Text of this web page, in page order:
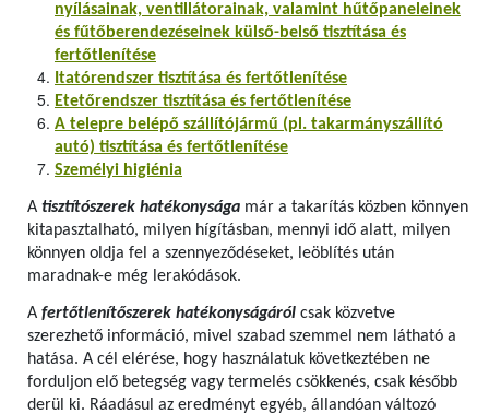
nyílásainak, ventillátorainak, valamint hűtőpaneleinek
és fűtőberendezéseinek külső-belső tisztítása és
fertőtlenítése
Itatórendszer tisztítása és fertőtlenítése
Etetőrendszer tisztítása és fertőtlenítése
A telepre belépő szállítójármű (pl. takarmányszállító
autó) tisztítása és fertőtlenítése
Személyi higiénia
A tisztítószerek hatékonysága már a takarítás közben könnyen
kitapasztalható, milyen hígításban, mennyi idő alatt, milyen
könnyen oldja fel a szennyeződéseket, leöblítés után
maradnak-e még lerakódások.
A fertőtlenítőszerek hatékonyságáról csak közvetve
szerezhető információ, mivel szabad szemmel nem látható a
hatása. A cél elérése, hogy használatuk következtében ne
forduljon elő betegség vagy termelés csökkenés, csak később
derül ki. Ráadásul az eredményt egyéb, állandóan változó